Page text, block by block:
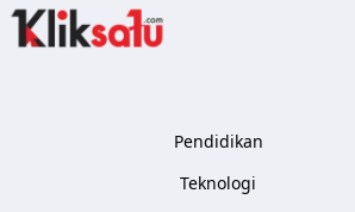
Pendidikan
Teknologi